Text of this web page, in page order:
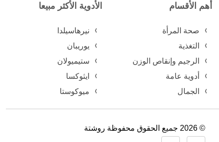
أهم الأقسام
صحة المرأة
التغذية
الرجيم وإنقاص الوزن
أدوية عامة
الجمال
الأدوية الأكثر مبيعا
نيرهاسيلدا
يوريبان
ستيميولان
ايثوكسا
ميوكوستا
© 2026 جميع الحقوق محفوظة روشتة